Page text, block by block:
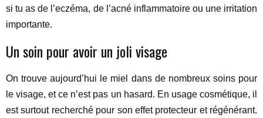
si tu as de l’eczéma, de l’acné inflammatoire ou une irritation
importante.
Un soin pour avoir un joli visage
On trouve aujourd’hui le miel dans de nombreux soins pour
le visage, et ce n’est pas un hasard. En usage cosmétique, il
est surtout recherché pour son effet protecteur et régénérant.